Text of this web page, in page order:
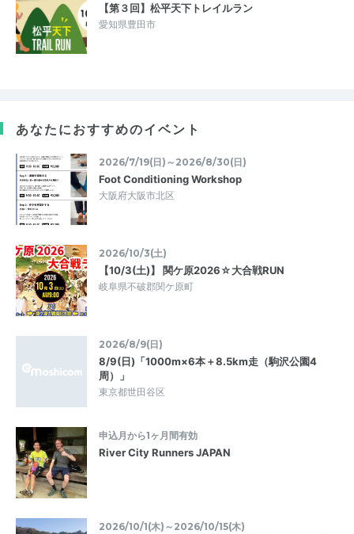
【第３回】松平天下トレイルラン
愛知県豊田市
あなたにおすすめのイベント
2026/7/19(日)～2026/8/30(日)
Foot Conditioning Workshop
大阪府大阪市北区
2026/10/3(土)
【10/3(土)】 関ケ原2026☆大合戦RUN
岐阜県不破郡関ケ原町
2026/8/9(日)
8/9(日)「1000m×6本＋8.5km走（駒沢公園4
周）」
東京都世田谷区
申込月から1ヶ月間有効
River City Runners JAPAN
2026/10/1(木)～2026/10/15(木)